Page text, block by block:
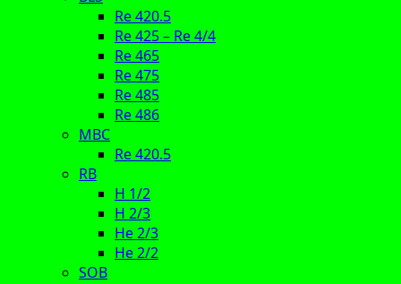
Re 420.5
Re 425 – Re 4/4
Re 465
Re 475
Re 485
Re 486
MBC
Re 420.5
RB
H 1/2
H 2/3
He 2/3
He 2/2
SOB